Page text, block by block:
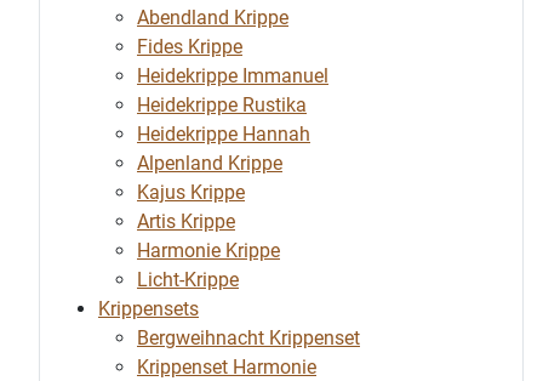
Abendland Krippe
Fides Krippe
Heidekrippe Immanuel
Heidekrippe Rustika
Heidekrippe Hannah
Alpenland Krippe
Kajus Krippe
Artis Krippe
Harmonie Krippe
Licht-Krippe
Krippensets
Bergweihnacht Krippenset
Krippenset Harmonie